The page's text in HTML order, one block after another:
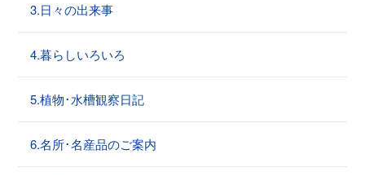
3.日々の出来事
4.暮らしいろいろ
5.植物･水槽観察日記
6.名所･名産品のご案内